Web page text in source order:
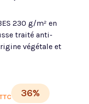
230 g/m² en
traité anti-
végétale et
36%